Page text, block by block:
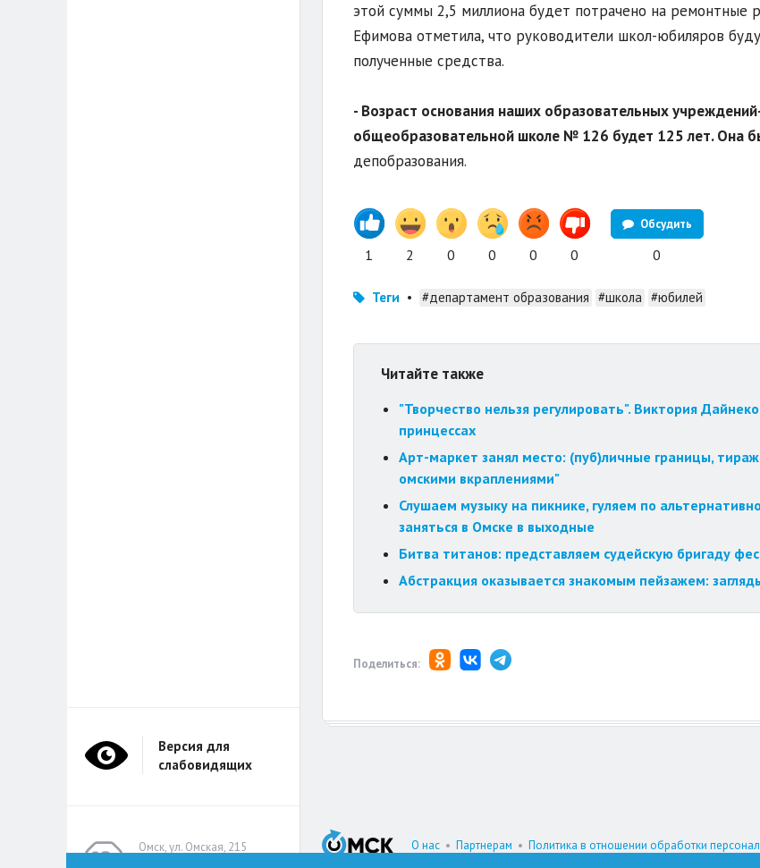
этой суммы 2,5 миллиона будет потрачено на ремонтные
Ефимова отметила, что руководители школ-юбиляров
полученные средства.
- Возраст основания наших образовательных
общеобразовательной школе № 126 будет 125 лет. Она
депобразования.
1 2 0 0 0 0
Обсудить
0
Теги • #департамент образования #школа #юбилей
Читайте также
"Творчество нельзя регулировать". Виктория
принцессах
Арт-маркет занял место: (пуб)личные границы,
омскими вкраплениями"
Слушаем музыку на пикнике, гуляем по
заняться в Омске в выходные
Битва титанов: представляем судейскую бригаду
Абстракция оказывается знакомым пейзажем:
Поделиться:
О нас• Партнерам • Политика в отношении обработки
Омск, ул. Омская, 215
Версия для
слабовидящих